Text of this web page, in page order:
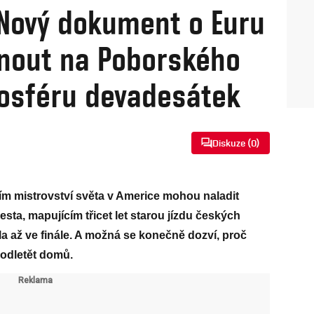
dokument o Euru
na Poborského
devadesátek
Diskuze (0)
mistrovství světa v Americe mohou naladit
mapujícím třicet let starou jízdu českých
až ve finále. A možná se konečně dozví, proč
domů.